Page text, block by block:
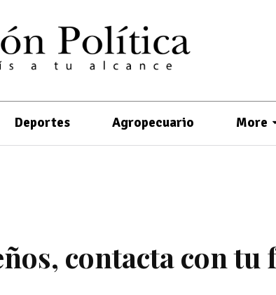
Deportes Agropecuario More
contacta con